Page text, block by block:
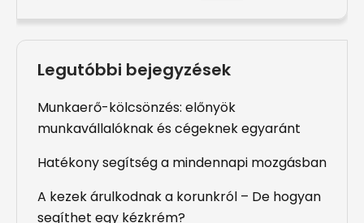
Legutóbbi bejegyzések
Munkaerő-kölcsönzés: előnyök
munkavállalóknak és cégeknek egyaránt
Hatékony segítség a mindennapi mozgásban
A kezek árulkodnak a korunkról – De hogyan
segíthet egy kézkrém?